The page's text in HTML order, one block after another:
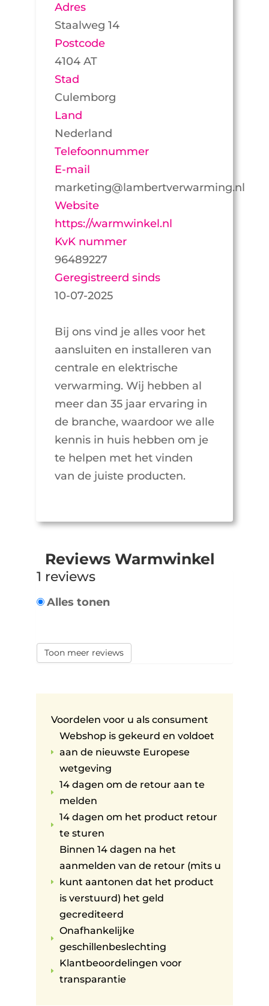
Adres
Staalweg 14
Postcode
4104 AT
Stad
Culemborg
Land
Nederland
Telefoonnummer
E-mail
marketing@lambertverwarming.nl
Website
https://warmwinkel.nl
KvK nummer
96489227
Geregistreerd sinds
10-07-2025
Bij ons vind je alles voor het
aansluiten en installeren van
centrale en elektrische
verwarming. Wij hebben al
meer dan 35 jaar ervaring in
de branche, waardoor we alle
kennis in huis hebben om je
te helpen met het vinden
van de juiste producten.
Reviews Warmwinkel
1 reviews
Alles tonen
Toon meer reviews
Voordelen voor u als consument
E
Webshop is gekeurd en voldoet
aan de nieuwste Europese
wetgeving
E
14 dagen om de retour aan te
melden
E
14 dagen om het product retour
te sturen
E
Binnen 14 dagen na het
aanmelden van de retour (mits u
kunt aantonen dat het product
is verstuurd) het geld
gecrediteerd
E
Onafhankelijke
geschillenbeslechting
E
Klantbeoordelingen voor
transparantie